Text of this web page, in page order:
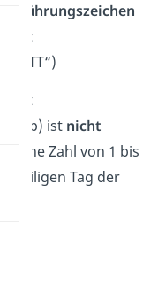
Anführungszeichen
mit
Typ) ist nicht
eine Zahl von 1 bis
Tag der